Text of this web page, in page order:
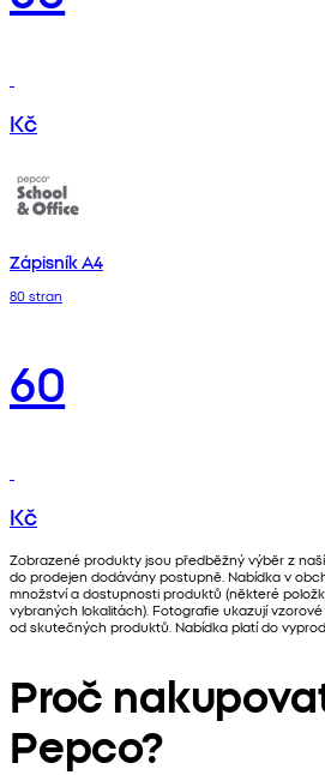
Kč
Zápisník A4
80 stran
60
Kč
Zobrazené produkty jsou předběžný výběr z
do prodejen dodávány postupně. Nabídka v
množství a dostupnosti produktů (některé
vybraných lokalitách). Fotografie ukazují
od skutečných produktů. Nabídka platí do
Proč
Pepco?